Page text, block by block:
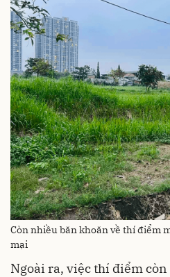
Còn nhiều băn khoăn về thí điểm
mại
Ngoài ra, việc thí điểm